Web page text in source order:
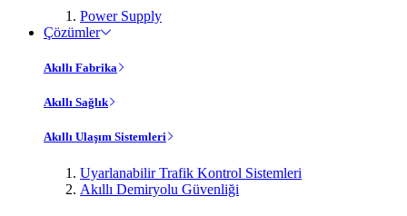
Power Supply
Çözümler
Akıllı Fabrika
Akıllı Sağlık
Akıllı Ulaşım Sistemleri
Uyarlanabilir Trafik Kontrol Sistemleri
Akıllı Demiryolu Güvenliği